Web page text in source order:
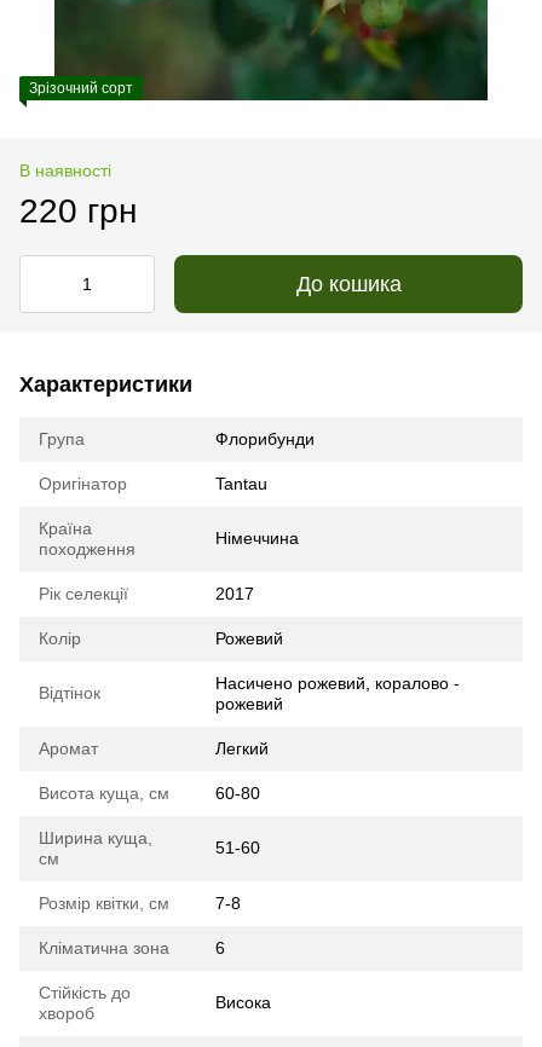
Зрізочний сорт
В наявності
220 грн
До кошика
Характеристики
Група Флорибунди
Оригінатор Tantau
Країна
походження
Німеччина
Рік селекції 2017
Колір Рожевий
Відтінок
Насичено рожевий, коралово -
рожевий
Аромат Легкий
Висота куща, см 60-80
Ширина куща,
см
51-60
Розмір квітки, см 7-8
Кліматична зона 6
Стійкість до
хвороб
Висока